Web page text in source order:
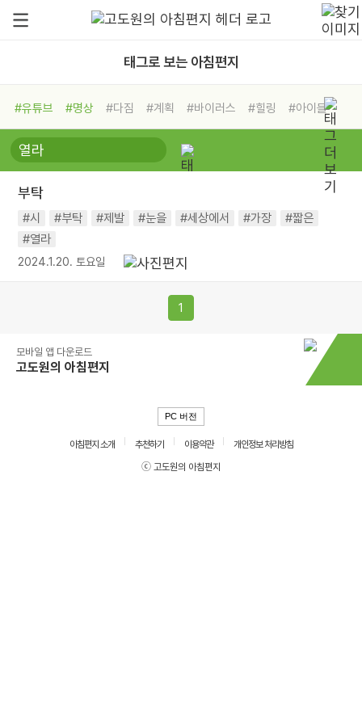
태그로 보는 아침편지
#유튜브 #명상 #다짐 #계획 #바이러스 #힐링
#아이들
#비전캠프
#독서캠프 #삶
#희망
#나눔 #친구 #링컨학교
#독서
부탁
#시 #부탁 #제발 #눈을 #세상에서 #가장
#짧은
#열라
2024.1.20. 토요일
1
모바일 앱 다운로드
고도원의 아침편지
PC 버전
아침편지 소개 추천하기 이용약관
개인정보 처리방침
ⓒ 고도원의 아침편지